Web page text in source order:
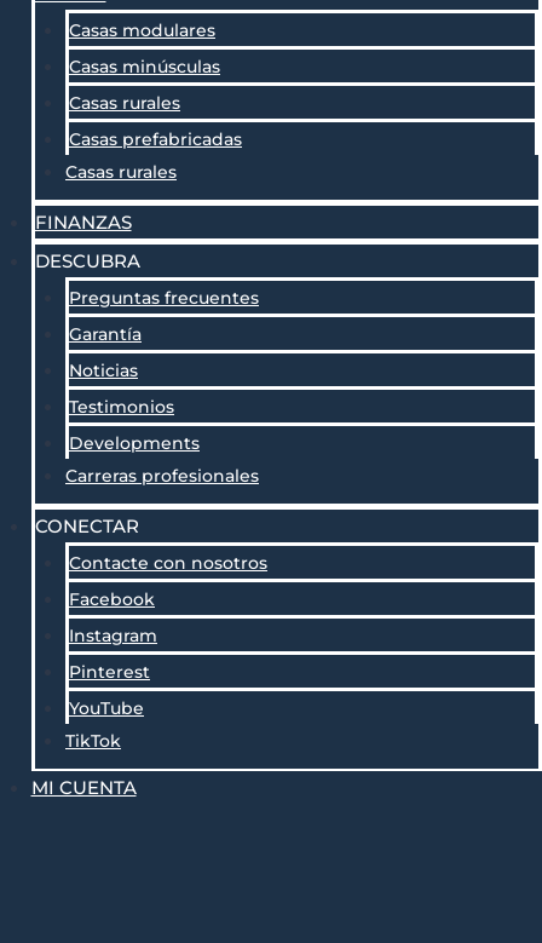
Casas modulares
Casas minúsculas
Casas rurales
Casas prefabricadas
Casas rurales
FINANZAS
DESCUBRA
Preguntas frecuentes
Garantía
Noticias
Testimonios
Developments
Carreras profesionales
CONECTAR
Contacte con nosotros
Facebook
Instagram
Pinterest
YouTube
TikTok
MI CUENTA